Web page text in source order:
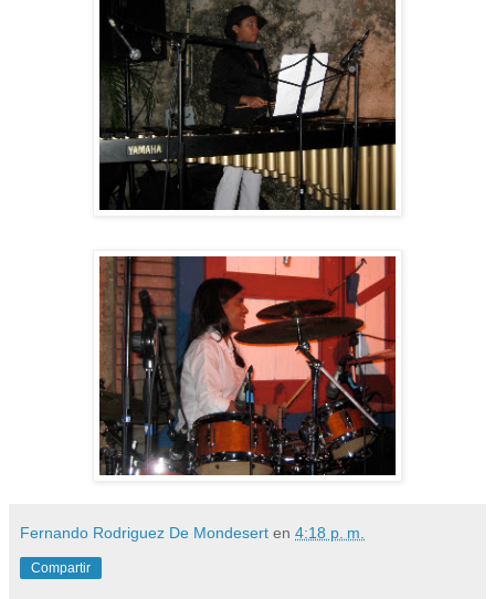
Fernando Rodriguez De Mondesert en 4:18 p. m.
Compartir